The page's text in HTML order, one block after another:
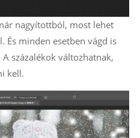
nagyítottból, most lehet
És minden esetben vágd is
százalékok változhatnak,
kell.